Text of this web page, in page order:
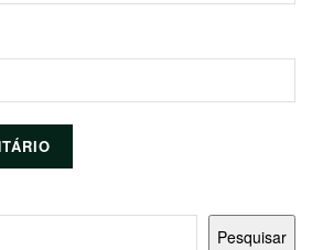
Pesquisar